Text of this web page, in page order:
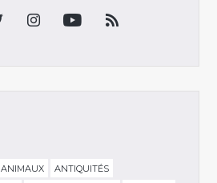
ANIMAUX
ANTIQUITÉS